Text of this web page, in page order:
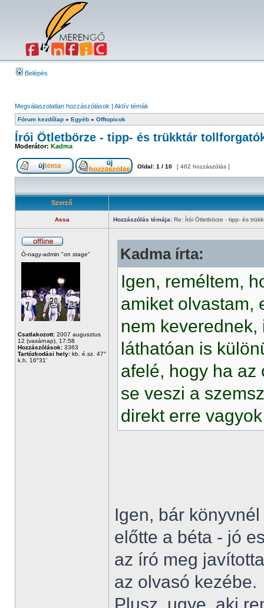
Belépés
Megválaszolatlan hozzászólások | Aktív témák
Fórum kezdőlap » Egyéb » Offtopicok
Írói Ötletbörze - tipp- és trükktár
Moderátor: Kadma
Oldal: 1 / 10 [ 462 hozzászólás ]
Szerző
Assa Hozzászólás témája: Re: Írói Ötletbörze - tipp- és
Ó-nagy-admin "on stage"
Csatlakozott: 2007 augusztus
12 (vasárnap), 17:58
Hozzászólások: 3363
Tartózkodási hely: kb. é.sz. 47°
k.h. 16°31'
Kadma írta:
Igen, reméltem,
amiket olvastam,
nem
láthatóan is
afelé, hogy ha az
se veszi a
direkt erre
Igen, bár
előtte a béta - jó
az író meg
az olvasó kezébe.